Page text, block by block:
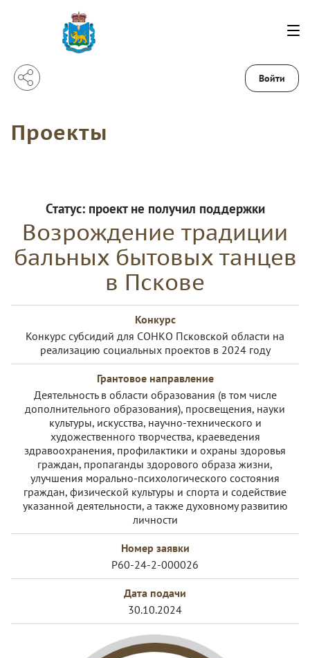
Войти
Проекты
Статус: проект не получил поддержки
Возрождение традиции
бальных бытовых танцев
в Пскове
Конкурс
Конкурс субсидий для СОНКО Псковской области на
реализацию социальных проектов в 2024 году
Грантовое направление
Деятельность в области образования (в том числе
дополнительного образования), просвещения, науки
культуры, искусства, научно-технического и
художественного творчества, краеведения
здравоохранения, профилактики и охраны здоровья
граждан, пропаганды здорового образа жизни,
улучшения морально-психологического состояния
граждан, физической культуры и спорта и содействие
указанной деятельности, а также духовному развитию
личности
Номер заявки
Р60-24-2-000026
Дата подачи
30.10.2024